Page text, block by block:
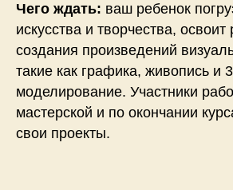
Чего ждать: ваш ребенок
искусства и творчества, освоит
создания произведений
такие как графика, живопись и
моделирование. Участники
мастерской и по окончании
свои проекты.